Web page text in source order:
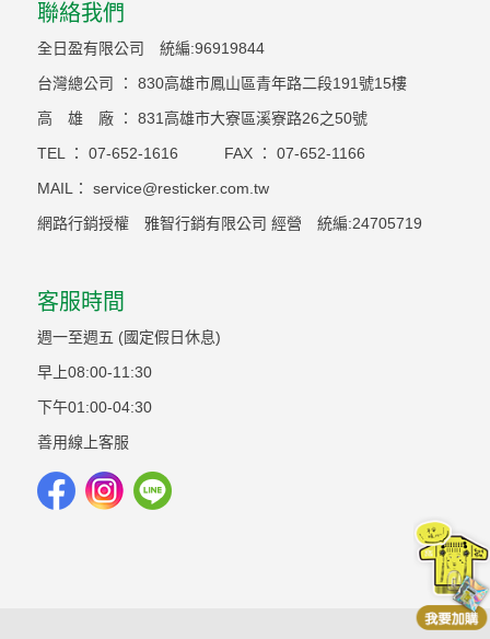
聯絡我們
全日盈有限公司 統編:96919844
台灣總公司 ： 830高雄市鳳山區青年路二段191號15樓
高 雄 廠 ： 831高雄市大寮區溪寮路26之50號
TEL ： 07-652-1616 FAX ： 07-652-1166
MAIL： service@resticker.com.tw
網路行銷授權 雅智行銷有限公司 經營 統編:24705719
客服時間
週一至週五 (國定假日休息)
早上08:00-11:30
下午01:00-04:30
善用線上客服